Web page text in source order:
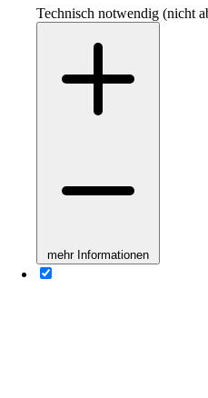
Technisch notwendig (nicht
mehr Informationen